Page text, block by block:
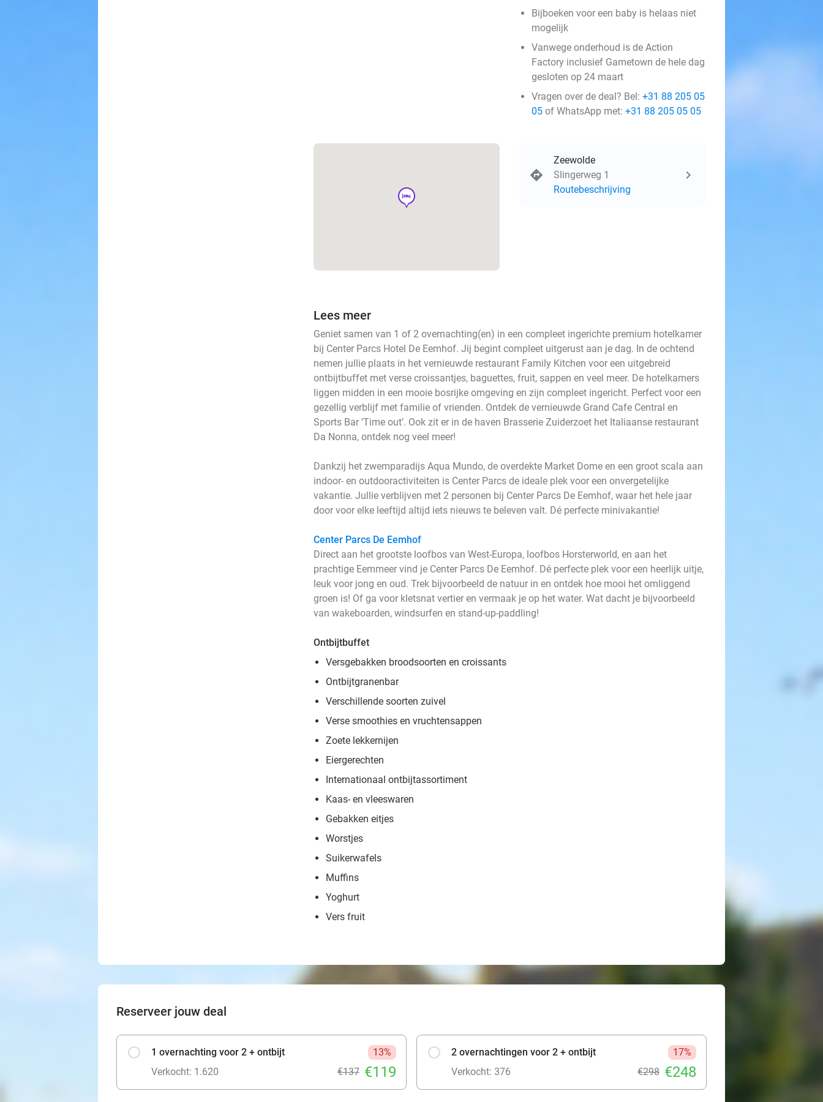
Bijboeken voor een baby is helaas niet
mogelijk
Vanwege onderhoud is de Action
Factory inclusief Gametown de hele dag
gesloten op 24 maart
Vragen over de deal? Bel: +31 88 205 05
05 of WhatsApp met: +31 88 205 05 05
hotel
Zeewolde
Slingerweg 1
Routebeschrijving
Lees meer
Geniet samen van 1 of 2 overnachting(en) in een compleet ingerichte premium hotelkamer
bij Center Parcs Hotel De Eemhof. Jij begint compleet uitgerust aan je dag. In de ochtend
nemen jullie plaats in het vernieuwde restaurant Family Kitchen voor een uitgebreid
ontbijtbuffet met verse croissantjes, baguettes, fruit, sappen en veel meer. De hotelkamers
liggen midden in een mooie bosrijke omgeving en zijn compleet ingericht. Perfect voor een
gezellig verblijf met familie of vrienden. Ontdek de vernieuwde Grand Cafe Central en
Sports Bar ‘Time out’. Ook zit er in de haven Brasserie Zuiderzoet het Italiaanse restaurant
Da Nonna, ontdek nog veel meer!
Dankzij het zwemparadijs Aqua Mundo, de overdekte Market Dome en een groot scala aan
indoor- en outdooractiviteiten is Center Parcs de ideale plek voor een onvergetelijke
vakantie. Jullie verblijven met 2 personen bij Center Parcs De Eemhof, waar het hele jaar
door voor elke leeftijd altijd iets nieuws te beleven valt. Dé perfecte minivakantie!
Center Parcs De Eemhof
Direct aan het grootste loofbos van West-Europa, loofbos Horsterworld, en aan het
prachtige Eemmeer vind je Center Parcs De Eemhof. Dé perfecte plek voor een heerlijk uitje,
leuk voor jong en oud. Trek bijvoorbeeld de natuur in en ontdek hoe mooi het omliggend
groen is! Of ga voor kletsnat vertier en vermaak je op het water. Wat dacht je bijvoorbeeld
van wakeboarden, windsurfen en stand-up-paddling!
Ontbijtbuffet
Versgebakken broodsoorten en croissants
Ontbijtgranenbar
Verschillende soorten zuivel
Verse smoothies en vruchtensappen
Zoete lekkernijen
Eiergerechten
Internationaal ontbijtassortiment
Kaas- en vleeswaren
Gebakken eitjes
Worstjes
Suikerwafels
Muffins
Yoghurt
Vers fruit
Reserveer jouw deal
1 overnachting voor 2 + ontbijt
13%
Verkocht: 1.620
€137 €119
2 overnachtingen voor 2 + ontbijt
17%
Verkocht: 376
€298 €248